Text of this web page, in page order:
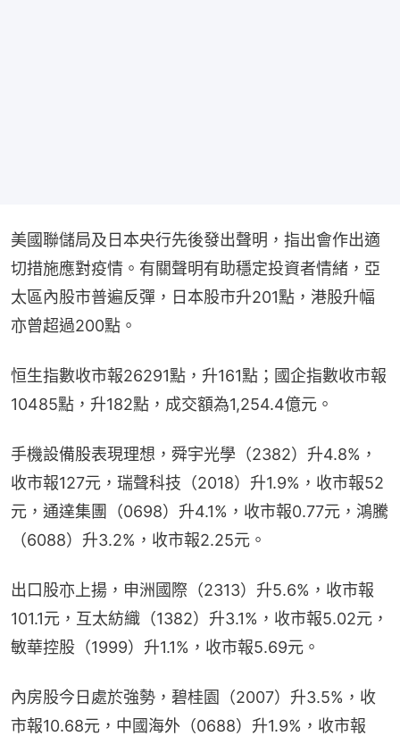
美國聯儲局及日本央行先後發出聲明，指出會作出適
切措施應對疫情。有關聲明有助穩定投資者情緒，亞
太區內股市普遍反彈，日本股市升201點，港股升幅
亦曾超過200點。
恒生指數收市報26291點，升161點；國企指數收市報
10485點，升182點，成交額為1,254.4億元。
手機設備股表現理想，舜宇光學（2382）升4.8%，
收市報127元，瑞聲科技（2018）升1.9%，收市報52
元，通達集團（0698）升4.1%，收市報0.77元，鴻騰
（6088）升3.2%，收市報2.25元。
出口股亦上揚，申洲國際（2313）升5.6%，收市報
101.1元，互太紡織（1382）升3.1%，收市報5.02元，
敏華控股（1999）升1.1%，收市報5.69元。
內房股今日處於強勢，碧桂園（2007）升3.5%，收
市報10.68元，中國海外（0688）升1.9%，收市報